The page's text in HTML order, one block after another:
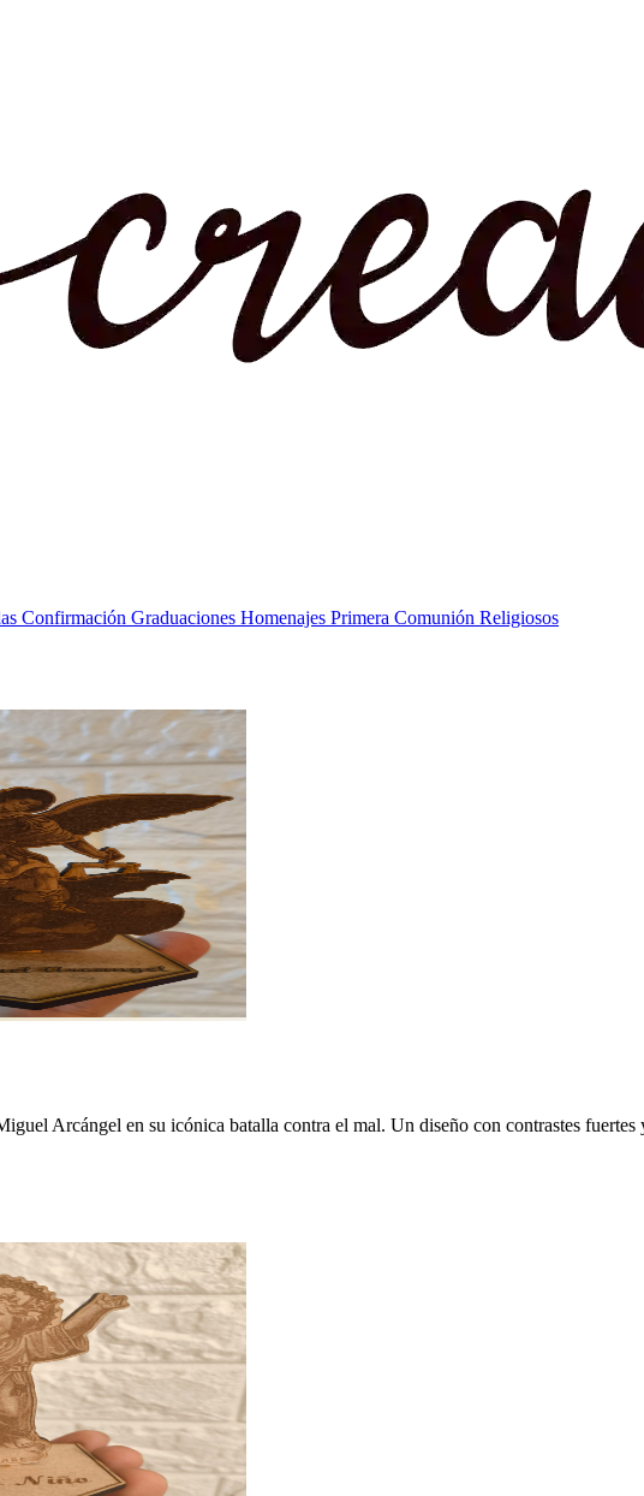
Confirmación Graduaciones Homenajes Primera Comunión Religiosos
Arcángel en su icónica batalla contra el mal. Un diseño con contrastes